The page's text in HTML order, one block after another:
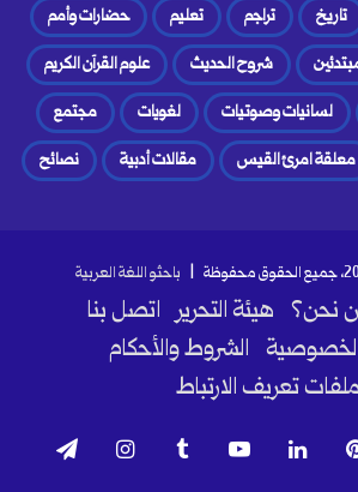
تاريخ تراجم تعليم
حضارات وأمم
شروح الحديث
علوم القرآن الكريم
لسانيات وصوتيات لغويات
مجتمع
معلقة امرئ القيس مقالات أدبية نصائح
باحثو اللغة العربية
نحن؟ هيئة التحرير اتصل بنا
الشروط والأحكام
ملفات تعريف الارتباط
بينتيريست لينكدإن ‫YouTube انستقرام